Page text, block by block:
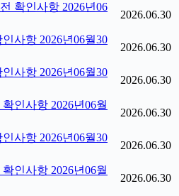
확인사항 2026년06
2026.06.30
사항 2026년06월30
2026.06.30
사항 2026년06월30
2026.06.30
인사항 2026년06월
2026.06.30
사항 2026년06월30
2026.06.30
인사항 2026년06월
2026.06.30